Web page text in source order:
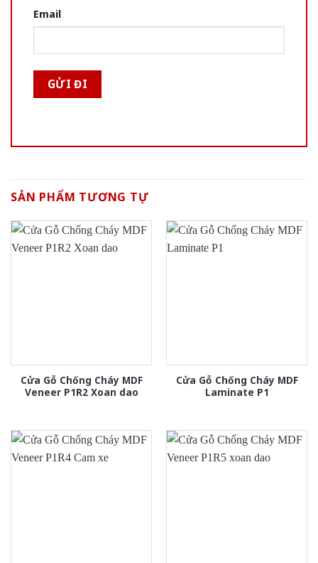
Email
SẢN PHẨM TƯƠNG TỰ
Cửa Gỗ Chống Cháy MDF
Veneer P1R2 Xoan dao
Cửa Gỗ Chống Cháy MDF
Laminate P1